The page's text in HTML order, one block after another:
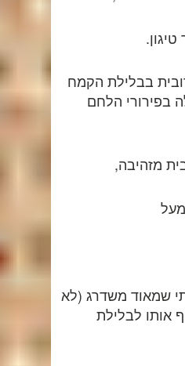
בבלילת הקמח
בפירורי הלחם
מזהיבה,
שמאוד משדרג (לא
אותו לבלילת